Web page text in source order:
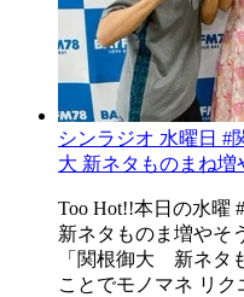
シンラジオ 水曜日 #
大 新ネタものまね増
Too Hot!!本日の水曜
新ネタものま増やそ
「関根御大 新ネタ
ことでモノマネ リ